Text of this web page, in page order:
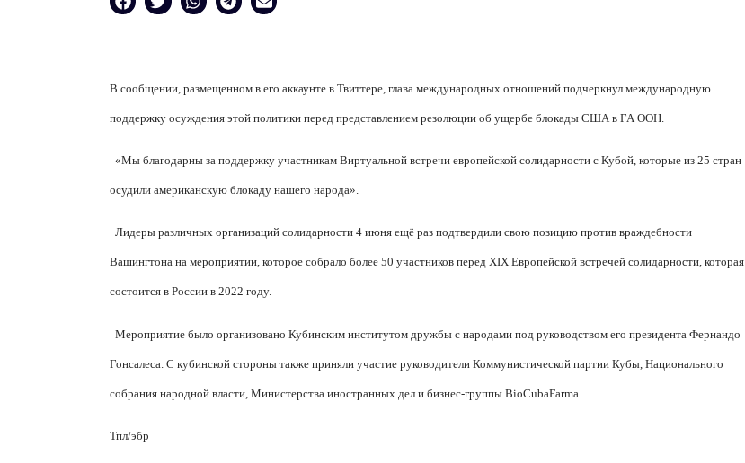
В сообщении, размещенном в его аккаунте в Твиттере, глава международных отношений подчеркнул международную
поддержку осуждения этой политики перед представлением резолюции об ущербе блокады США в ГА ООН.
«Мы благодарны за поддержку участникам Виртуальной встречи европейской солидарности с Кубой, которые из 25 стран
осудили американскую блокаду нашего народа».
Лидеры различных организаций солидарности 4 июня ещё раз подтвердили свою позицию против враждебности
Вашингтона на мероприятии, которое собрало более 50 участников перед XIX Европейской встречей солидарности, которая
состоится в России в 2022 году.
Мероприятие было организовано Кубинским институтом дружбы с народами под руководством его президента Фернандо
Гонсалеса. С кубинской стороны также приняли участие руководители Коммунистической партии Кубы, Национального
собрания народной власти, Министерства иностранных дел и бизнес-группы BioCubaFarma.
Тпл/эбр